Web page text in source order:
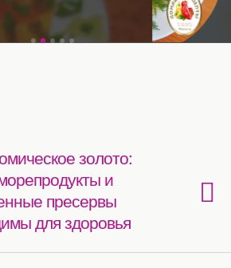
золото:
и
пресервы
для здоровья